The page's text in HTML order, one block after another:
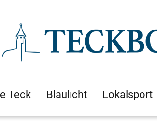
Teck Blaulicht Lokalsport